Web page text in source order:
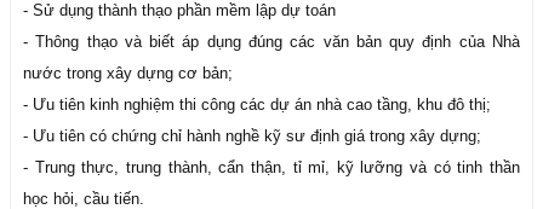
- Sử dụng thành thạo phần mềm lập dự toán
- Thông thạo và biết áp dụng đúng các văn bản quy định của Nhà
nước trong xây dựng cơ bản;
- Ưu tiên kinh nghiệm thi công các dự án nhà cao tầng, khu đô thị;
- Ưu tiên có chứng chỉ hành nghề kỹ sư định giá trong xây dựng;
- Trung thực, trung thành, cẩn thận, tỉ mỉ, kỹ lưỡng và có tinh thần
học hỏi, cầu tiến.